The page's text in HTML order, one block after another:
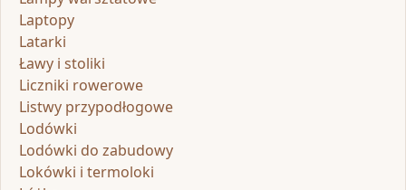
Laptopy
Latarki
Ławy i stoliki
Liczniki rowerowe
Listwy przypodłogowe
Lodówki
Lodówki do zabudowy
Lokówki i termoloki